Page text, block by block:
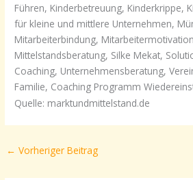
Führen, Kinderbetreuung, Kinderkrippe,
für kleine und mittlere Unternehmen,
Mitarbeiterbindung,
Mittelstandsberatung, Silke Mekat,
Coaching, Unternehmensberatung,
Familie, Coaching Programm
Quelle: marktundmittelstand.de
← Vorheriger Beitrag